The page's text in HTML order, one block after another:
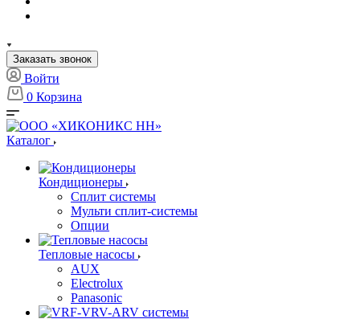
Заказать звонок
Войти
0 Корзина
Каталог
Кондиционеры
Сплит системы
Мульти сплит-системы
Опции
Тепловые насосы
AUX
Electrolux
Panasonic